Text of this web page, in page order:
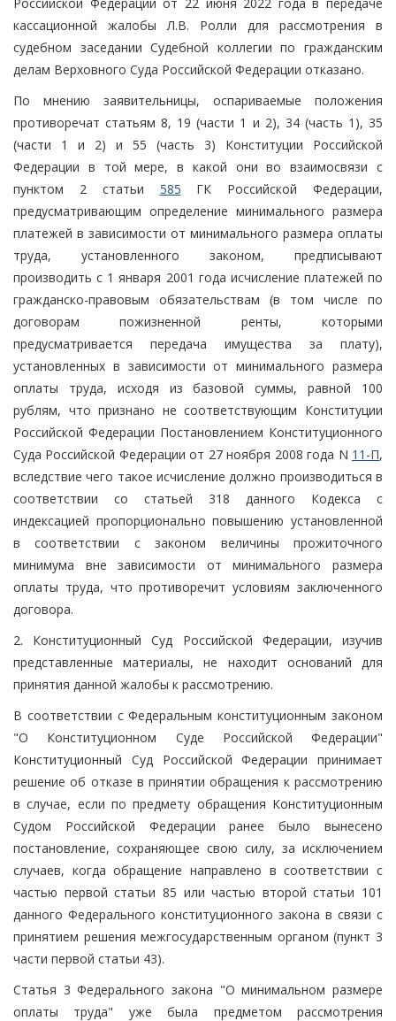
кассационной жалобы Л.В. Ролли для рассмотрения в
судебном заседании Судебной коллегии по гражданским
делам Верховного Суда Российской Федерации отказано.
По мнению заявительницы, оспариваемые положения
противоречат статьям 8, 19 (части 1 и 2), 34 (часть 1), 35
(части 1 и 2) и 55 (часть 3) Конституции Российской
Федерации в той мере, в какой они во взаимосвязи с
пунктом 2 статьи 585 ГК Российской Федерации,
предусматривающим определение минимального размера
платежей в зависимости от минимального размера оплаты
труда, установленного законом, предписывают
производить с 1 января 2001 года исчисление платежей по
гражданско-правовым обязательствам (в том числе по
договорам пожизненной ренты, которыми
предусматривается передача имущества за плату),
установленных в зависимости от минимального размера
оплаты труда, исходя из базовой суммы, равной 100
рублям, что признано не соответствующим Конституции
Российской Федерации Постановлением Конституционного
Суда Российской Федерации от 27 ноября 2008 года N 11-П,
вследствие чего такое исчисление должно производиться в
соответствии со статьей 318 данного Кодекса с
индексацией пропорционально повышению установленной
в соответствии с законом величины прожиточного
минимума вне зависимости от минимального размера
оплаты труда, что противоречит условиям заключенного
договора.
2. Конституционный Суд Российской Федерации, изучив
представленные материалы, не находит оснований для
принятия данной жалобы к рассмотрению.
В соответствии с Федеральным конституционным законом
"О Конституционном Суде Российской Федерации"
Конституционный Суд Российской Федерации принимает
решение об отказе в принятии обращения к рассмотрению
в случае, если по предмету обращения Конституционным
Судом Российской Федерации ранее было вынесено
постановление, сохраняющее свою силу, за исключением
случаев, когда обращение направлено в соответствии с
частью первой статьи 85 или частью второй статьи 101
данного Федерального конституционного закона в связи с
принятием решения межгосударственным органом (пункт 3
части первой статьи 43).
Статья 3 Федерального закона "О минимальном размере
оплаты труда" уже была предметом рассмотрения